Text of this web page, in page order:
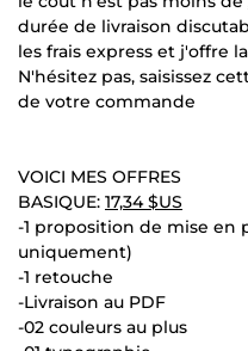
durée de livraison
les frais express et j'offre
N'hésitez pas, saisissez
de votre commande
VOICI MES OFFRES
BASIQUE: 17,34 $US
-1 proposition de mise en
uniquement)
-1 retouche
-Livraison au PDF
-02 couleurs au plus